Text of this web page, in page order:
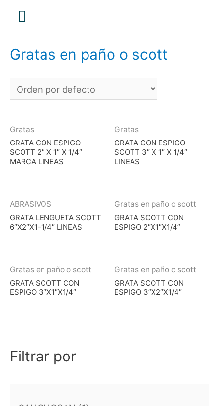
Menú
Gratas en paño o scott
Gratas
GRATA CON ESPIGO
SCOTT 2″ X 1″ X 1/4″
MARCA LINEAS
Gratas
GRATA CON ESPIGO
SCOTT 3″ X 1″ X 1/4″
LINEAS
ABRASIVOS
GRATA LENGUETA SCOTT
6″X2″X1-1/4″ LINEAS
Gratas en paño o scott
GRATA SCOTT CON
ESPIGO 2″X1″X1/4”
Gratas en paño o scott
GRATA SCOTT CON
ESPIGO 3″X1″X1/4″
Gratas en paño o scott
GRATA SCOTT CON
ESPIGO 3”X2″X1/4″
Filtrar por